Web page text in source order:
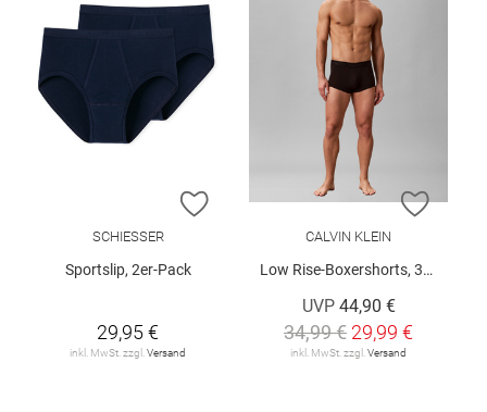
ZUR WUNSCHLISTE HINZUFÜGEN
SCHIESSER
Sportslip, 2er-Pack
29,95 €
inkl. MwSt. zzgl. Versand
ZUR
CALVIN KLEIN
Low Rise-Boxershorts, 3er-Pack
UVP 44,90 €
34,99 € 29,99 €
inkl. MwSt. zzgl. Versand